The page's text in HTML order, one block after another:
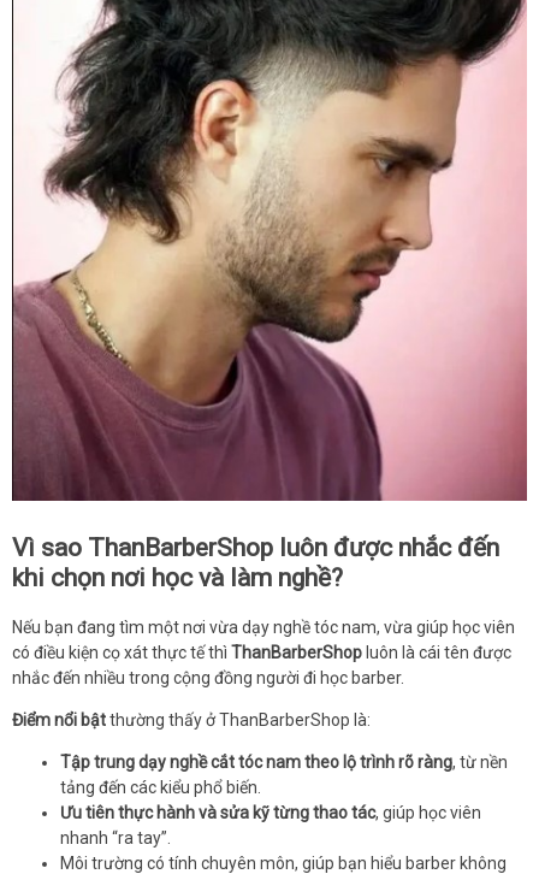
Vì sao ThanBarberShop luôn được nhắc đến
khi chọn nơi học và làm nghề?
Nếu bạn đang tìm một nơi vừa dạy nghề tóc nam, vừa giúp học viên
có điều kiện cọ xát thực tế thì ThanBarberShop luôn là cái tên được
nhắc đến nhiều trong cộng đồng người đi học barber.
Điểm nổi bậtthường thấy ở ThanBarberShop là:
Tập trung dạy nghề cắt tóc nam theo lộ trình rõ ràng, từ nền
tảng đến các kiểu phổ biến.
Ưu tiên thực hành và sửa kỹ từng thao tác, giúp học viên
nhanh “ra tay”.
Môi trường có tính chuyên môn, giúp bạn hiểu barber không